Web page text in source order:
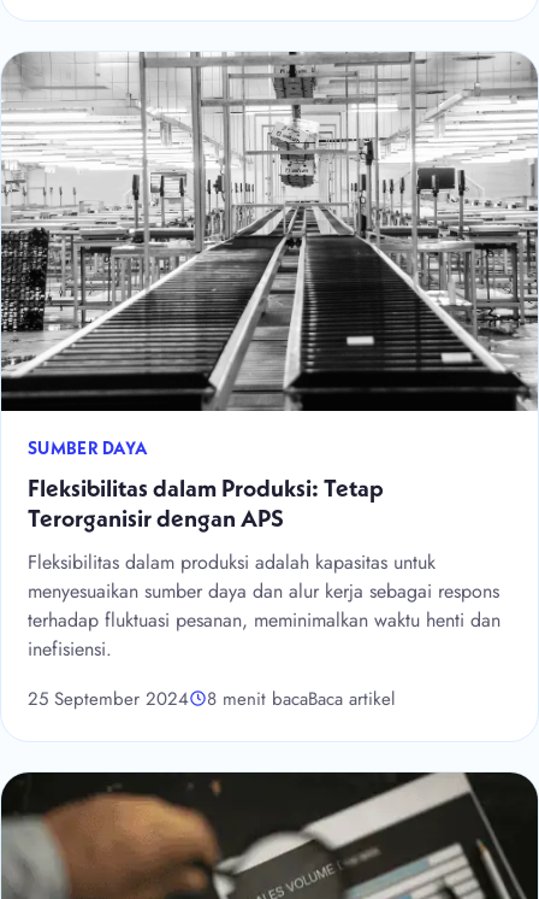
SUMBER DAYA
Fleksibilitas dalam Produksi: Tetap
Terorganisir dengan APS
Fleksibilitas dalam produksi adalah kapasitas untuk
menyesuaikan sumber daya dan alur kerja sebagai respons
terhadap fluktuasi pesanan, meminimalkan waktu henti dan
inefisiensi.
25 September 2024 8 menit bacaBaca artikel